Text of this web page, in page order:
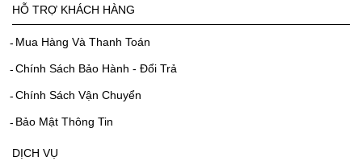
HỖ TRỢ KHÁCH HÀNG
Mua Hàng Và Thanh Toán
Chính Sách Bảo Hành - Đổi Trả
Chính Sách Vận Chuyển
Bảo Mật Thông Tin
DỊCH VỤ